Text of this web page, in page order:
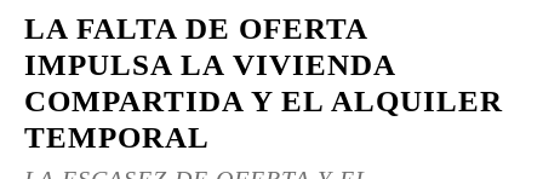
LA FALTA DE OFERTA
IMPULSA LA VIVIENDA
COMPARTIDA Y EL ALQUILER
TEMPORAL